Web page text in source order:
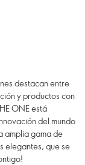
destacan entre
y productos con
ONE está
del mundo
amplia gama de
elegantes, que se